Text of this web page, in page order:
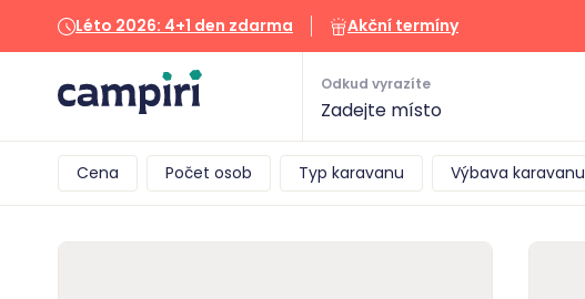
Léto 2026: 4+1 den zdarma Akční termíny
Odkud vyrazíte
Cena Počet osob Typ karavanu Výbava karavanu